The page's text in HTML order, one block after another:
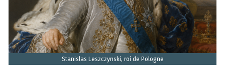
Stanislas Leszczynski, roi de Pologne